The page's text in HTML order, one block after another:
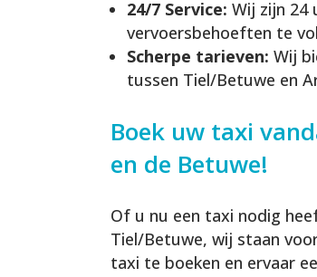
24/7 Service: Wij zijn 24
vervoersbehoeften te
Scherpe tarieven: Wij
tussen Tiel/Betuwe en
Boek uw taxi
en de Betuwe!
Of u nu een taxi nodig
Tiel/Betuwe, wij staan
taxi te boeken en ervaar